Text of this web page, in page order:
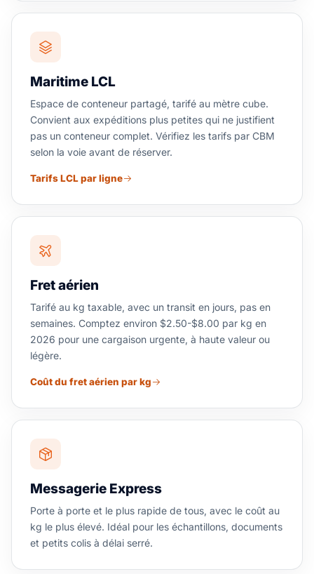
Maritime LCL
Espace de conteneur partagé, tarifé au mètre cube.
Convient aux expéditions plus petites qui ne justifient
pas un conteneur complet. Vérifiez les tarifs par CBM
selon la voie avant de réserver.
Tarifs LCL par ligne
Fret aérien
Tarifé au kg taxable, avec un transit en jours, pas en
semaines. Comptez environ $2.50-$8.00 par kg en
2026 pour une cargaison urgente, à haute valeur ou
légère.
Coût du fret aérien par kg
Messagerie Express
Porte à porte et le plus rapide de tous, avec le coût au
kg le plus élevé. Idéal pour les échantillons, documents
et petits colis à délai serré.